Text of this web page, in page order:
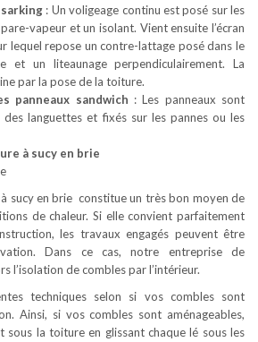
: Un voligeage continu est posé sur les
vapeur et un isolant. Vient ensuite l’écran
lequel repose un contre-lattage posé dans le
et un liteaunage perpendiculairement. La
par la pose de la toiture.
panneaux sandwich : Les panneaux sont
languettes et fixés sur les pannes ou les
à sucy en brie
à sucy en brie constitue un très bon moyen de
de chaleur. Si elle convient parfaitement
les travaux engagés peuvent être
Dans ce cas, notre entreprise de
l’isolation de combles par l’intérieur.
techniques selon si vos combles sont
Ainsi, si vos combles sont aménageables,
sous la toiture en glissant chaque lé sous les